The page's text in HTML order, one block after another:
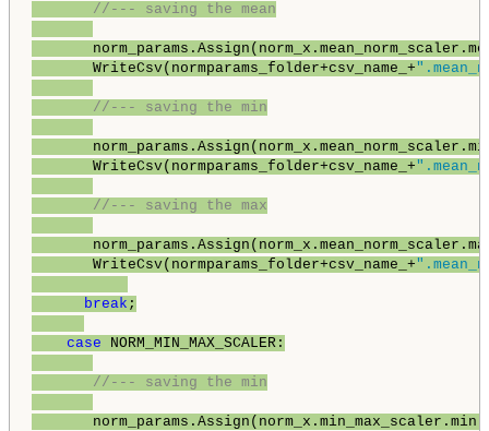
//--- saving the mean
WriteCsv(normparams_folder+csv_name_+
//--- saving the min
WriteCsv(normparams_folder+csv_name_+
//--- saving the max
WriteCsv(normparams_folder+csv_name_+
break ;
case NORM_MIN_MAX_SCALER:
//--- saving the min